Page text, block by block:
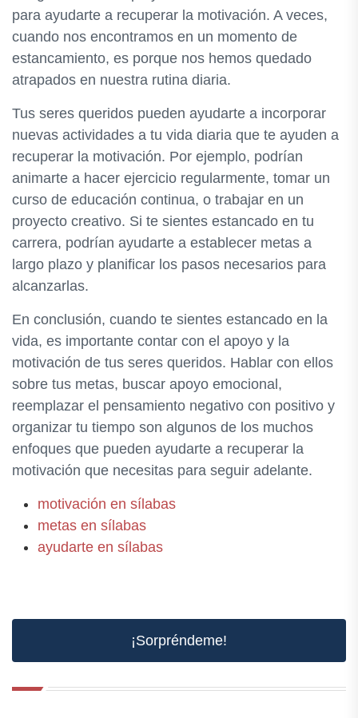
para ayudarte a recuperar la motivación. A veces,
cuando nos encontramos en un momento de
estancamiento, es porque nos hemos quedado
atrapados en nuestra rutina diaria.
Tus seres queridos pueden ayudarte a incorporar
nuevas actividades a tu vida diaria que te ayuden a
recuperar la motivación. Por ejemplo, podrían
animarte a hacer ejercicio regularmente, tomar un
curso de educación continua, o trabajar en un
proyecto creativo. Si te sientes estancado en tu
carrera, podrían ayudarte a establecer metas a
largo plazo y planificar los pasos necesarios para
alcanzarlas.
En conclusión, cuando te sientes estancado en la
vida, es importante contar con el apoyo y la
motivación de tus seres queridos. Hablar con ellos
sobre tus metas, buscar apoyo emocional,
reemplazar el pensamiento negativo con positivo y
organizar tu tiempo son algunos de los muchos
enfoques que pueden ayudarte a recuperar la
motivación que necesitas para seguir adelante.
motivación en sílabas
metas en sílabas
ayudarte en sílabas
¡Sorpréndeme!